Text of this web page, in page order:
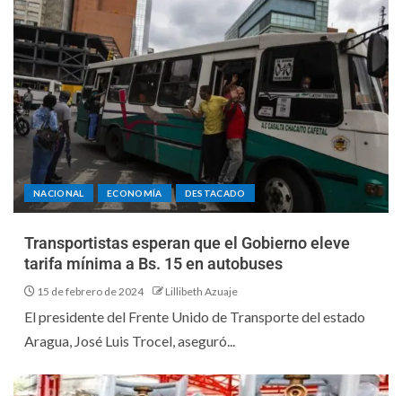
NACIONAL ECONOMÍA DESTACADO
Transportistas esperan que el Gobierno eleve
tarifa mínima a Bs. 15 en autobuses
15 de febrero de 2024 Lillibeth Azuaje
El presidente del Frente Unido de Transporte del estado
Aragua, José Luis Trocel, aseguró...